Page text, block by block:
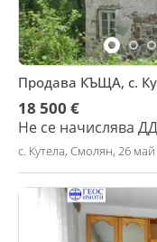
Продава КЪЩА, с.
18 500 €
Не се начислява
с. Кутела, Смолян, 26 май